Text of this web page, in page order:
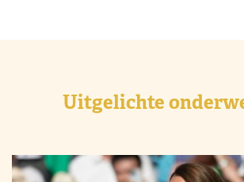
Uitgelichte